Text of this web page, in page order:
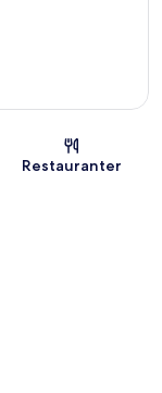
Restauranter